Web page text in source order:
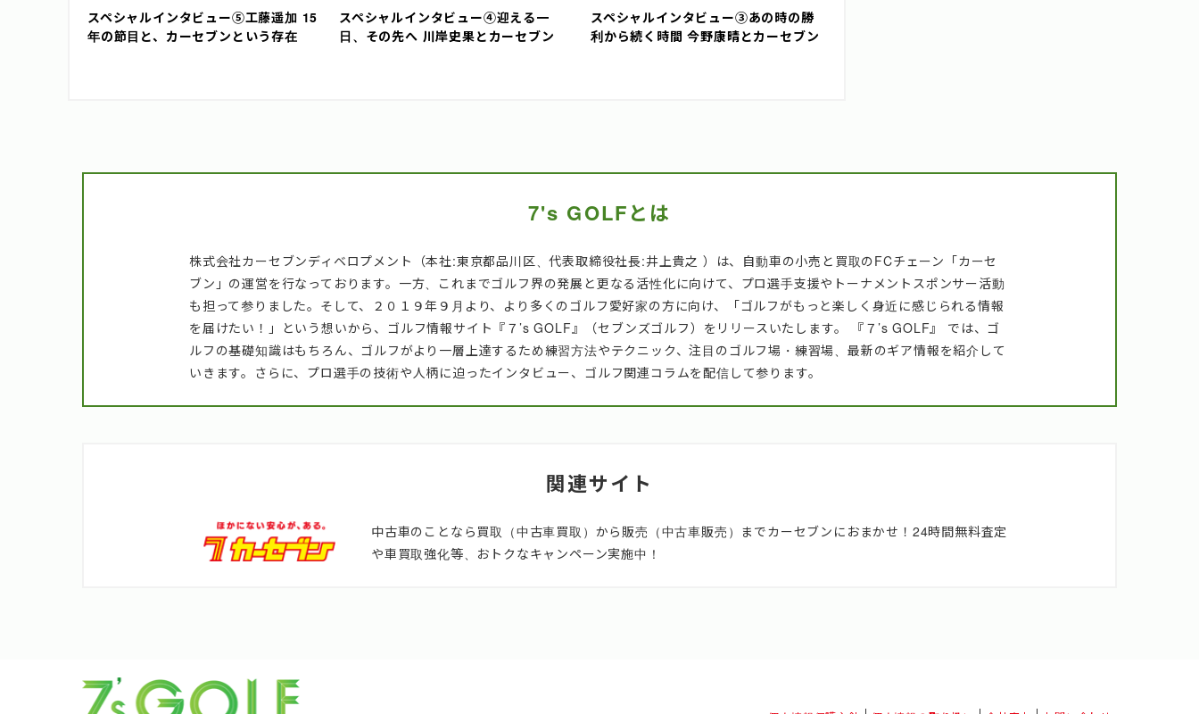
スペシャルインタビュー⑤工藤遥加 15
年の節目と、カーセブンという存在
スペシャルインタビュー④迎える一
日、その先へ 川岸史果とカーセブン
スペシャルインタビュー③あの時の勝
利から続く時間 今野康晴とカーセブン
7's GOLFとは
株式会社カーセブンディベロプメント（本社:東京都品川区、代表取締役社長:井上貴之 ）は、自動車の小売と買取のFCチェーン「カーセ
ブン」の運営を行なっております。一方、これまでゴルフ界の発展と更なる活性化に向けて、プロ選手支援やトーナメントスポンサー活動
も担って参りました。そして、２０１９年９月より、より多くのゴルフ愛好家の方に向け、「ゴルフがもっと楽しく身近に感じられる情報
を届けたい！」という想いから、ゴルフ情報サイト『７’s GOLF』（セブンズゴルフ）をリリースいたします。 『７’s GOLF』 では、ゴ
ルフの基礎知識はもちろん、ゴルフがより一層上達するため練習方法やテクニック、注目のゴルフ場・練習場、最新のギア情報を紹介して
いきます。さらに、プロ選手の技術や人柄に迫ったインタビュー、ゴルフ関連コラムを配信して参ります。
関連サイト
中古車のことなら買取（中古車買取）から販売（中古車販売）までカーセブンにおまかせ！24時間無料査定
や車買取強化等、おトクなキャンペーン実施中！